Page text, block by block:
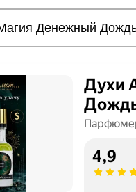
Духи
4,9